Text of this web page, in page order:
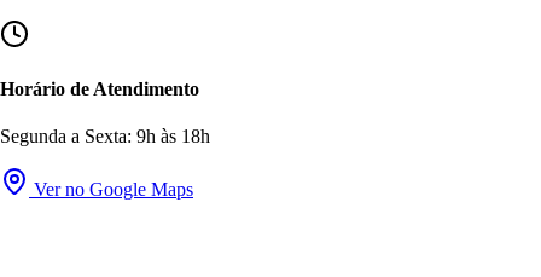
Horário de Atendimento
Segunda a Sexta: 9h às 18h
Ver no Google Maps